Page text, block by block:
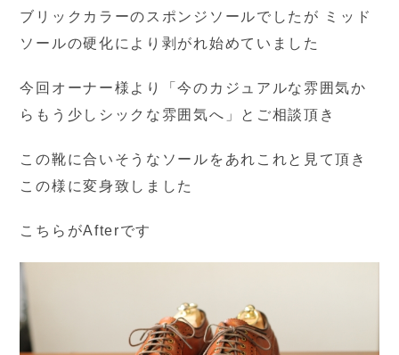
ブリックカラーのスポンジソールでしたが ミッド
ソールの硬化により剥がれ始めていました
今回オーナー様より「今のカジュアルな雰囲気か
らもう少しシックな雰囲気へ」とご相談頂き
この靴に合いそうなソールをあれこれと見て頂き
この様に変身致しました
こちらがAfterです